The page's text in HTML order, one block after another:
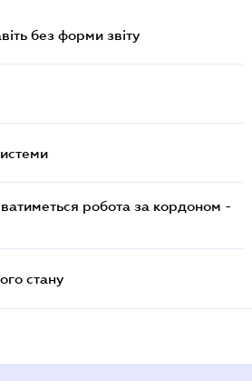
без форми звіту
робота за кордоном -
стану